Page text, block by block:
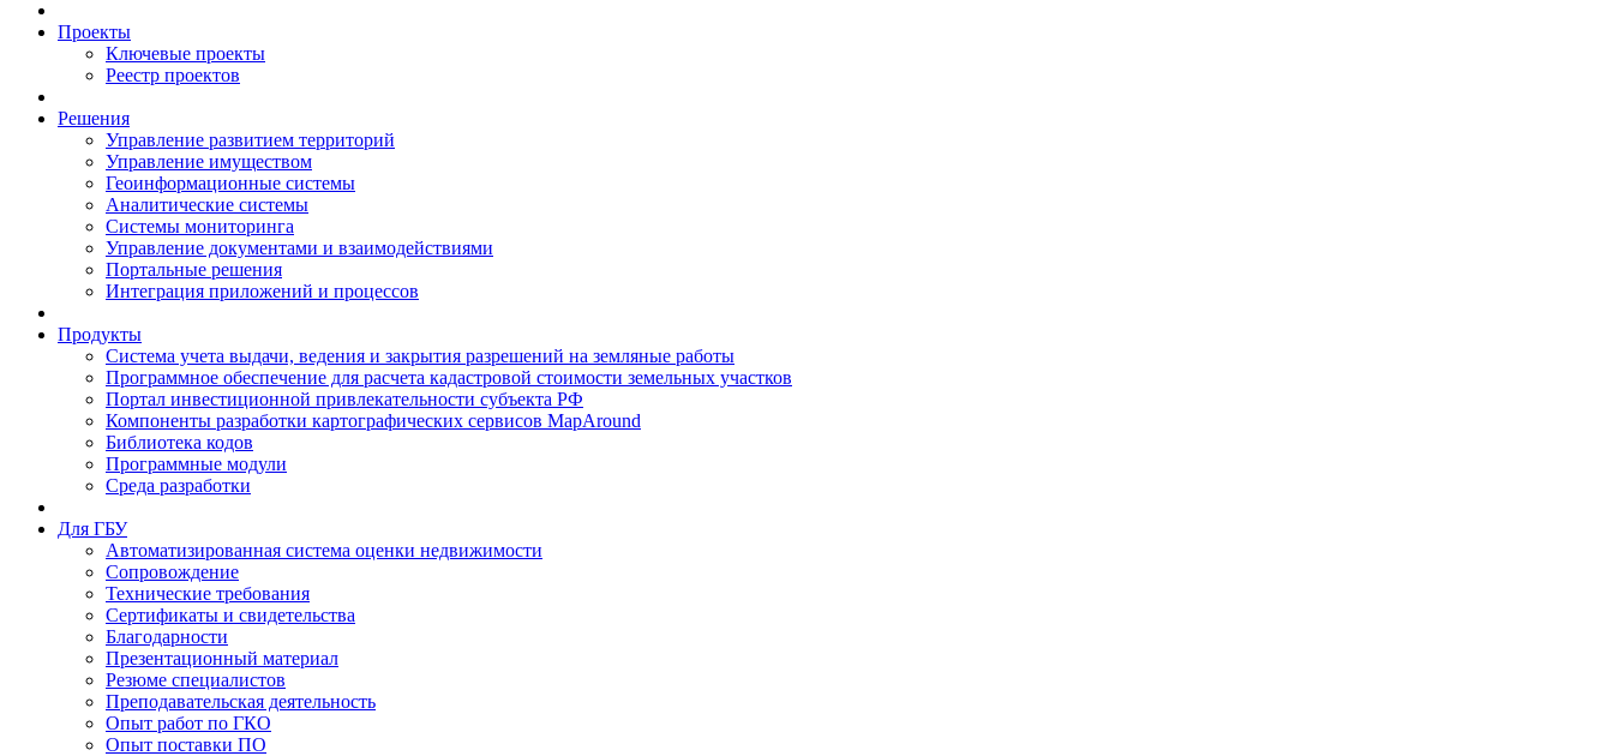
Проекты
Ключевые проекты
Реестр проектов
Решения
Управление развитием территорий
Управление имуществом
Геоинформационные системы
Аналитические системы
Системы мониторинга
Управление документами и взаимодействиями
Портальные решения
Интеграция приложений и процессов
Продукты
Система учета выдачи, ведения и закрытия разрешений на земляные работы
Программное обеспечение для расчета кадастровой стоимости земельных участков
Портал инвестиционной привлекательности субъекта РФ
Компоненты разработки картографических сервисов MapAround
Библиотека кодов
Программные модули
Среда разработки
Для ГБУ
Автоматизированная система оценки недвижимости
Сопровождение
Технические требования
Сертификаты и свидетельства
Благодарности
Презентационный материал
Резюме специалистов
Преподавательская деятельность
Опыт работ по ГКО
Опыт поставки ПО